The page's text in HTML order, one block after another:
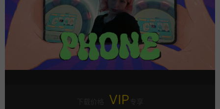
VIP